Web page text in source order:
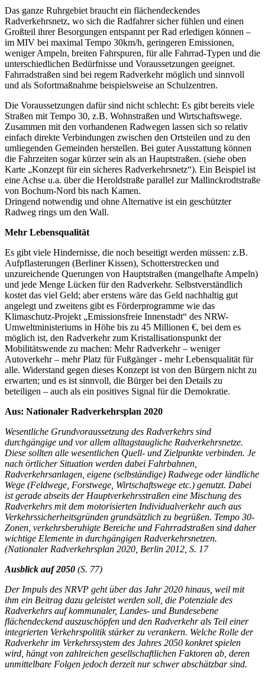
Das ganze Ruhrgebiet braucht ein flächendeckendes
Radverkehrsnetz, wo sich die Radfahrer sicher fühlen und einen
Großteil ihrer Besorgungen entspannt per Rad erledigen können –
im MIV bei maximal Tempo 30km/h, geringeren Emissionen,
weniger Ampeln, breiten Fahrspuren, für alle Fahrrad-Typen und die
unterschiedlichen Bedürfnisse und Voraussetzungen geeignet.
Fahrradstraßen sind bei regem Radverkehr möglich und sinnvoll
und als Sofortmaßnahme beispielsweise an Schulzentren.
Die Voraussetzungen dafür sind nicht schlecht: Es gibt bereits viele
Straßen mit Tempo 30, z.B. Wohnstraßen und Wirtschaftswege.
Zusammen mit den vorhandenen Radwegen lassen sich so relativ
einfach direkte Verbindungen zwischen den Ortsteilen und zu den
umliegenden Gemeinden herstellen. Bei guter Ausstattung können
die Fahrzeiten sogar kürzer sein als an Hauptstraßen. (siehe oben
Karte „Konzept für ein sicheres Radverkehrsnetz“). Ein Beispiel ist
eine Achse u.a. über die Heroldstraße parallel zur Mallinckrodtstraße
von Bochum-Nord bis nach Kamen.
Dringend notwendig und ohne Alternative ist ein geschützter
Radweg rings um den Wall.
Mehr Lebensqualität
Es gibt viele Hindernisse, die noch beseitigt werden müssen: z.B.
Aufpflasterungen (Berliner Kissen), Schotterstrecken und
unzureichende Querungen von Hauptstraßen (mangelhafte Ampeln)
und jede Menge Lücken für den Radverkehr. Selbstverständlich
kostet das viel Geld; aber erstens wäre das Geld nachhaltig gut
angelegt und zweitens gibt es Förderprogramme wie das
Klimaschutz-Projekt „Emissionsfreie Innenstadt“ des NRW-
Umweltministeriums in Höhe bis zu 45 Millionen €, bei dem es
möglich ist, den Radverkehr zum Kristallisationspunkt der
Mobilitätswende zu machen: Mehr Radverkehr – weniger
Autoverkehr – mehr Platz für Fußgänger - mehr Lebensqualität für
alle. Widerstand gegen dieses Konzept ist von den Bürgern nicht zu
erwarten; und es ist sinnvoll, die Bürger bei den Details zu
beteiligen – auch als ein positives Signal für die Demokratie.
Aus: Nationaler Radverkehrsplan 2020
Wesentliche Grundvoraussetzung des Radverkehrs sind
durchgängige und vor allem alltagstaugliche Radverkehrsnetze.
Diese sollten alle wesentlichen Quell- und Zielpunkte verbinden. Je
nach örtlicher Situation werden dabei Fahrbahnen,
Radverkehrsanlagen, eigene (selbständige) Radwege oder ländliche
Wege (Feldwege, Forstwege, Wirtschaftswege etc.) genutzt. Dabei
ist gerade abseits der Hauptverkehrsstraßen eine Mischung des
Radverkehrs mit dem motorisierten Individualverkehr auch aus
Verkehrssicherheitsgründen grundsätzlich zu begrüßen. Tempo 30-
Zonen, verkehrsberuhigte Bereiche und Fahrradstraßen sind daher
wichtige Elemente in durchgängigen Radverkehrsnetzen.
(Nationaler Radverkehrsplan 2020, Berlin 2012, S. 17
Ausblick auf 2050 (S. 77)
Der Impuls des NRVP geht über das Jahr 2020 hinaus, weil mit
ihm ein Beitrag dazu geleistet werden soll, die Potenziale des
Radverkehrs auf kommunaler, Landes- und Bundesebene
flächendeckend auszuschöpfen und den Radverkehr als Teil einer
integrierten Verkehrspolitik stärker zu verankern. Welche Rolle der
Radverkehr im Verkehrssystem des Jahres 2050 konkret spielen
wird, hängt von zahlreichen gesellschaftlichen Faktoren ab, deren
unmittelbare Folgen jedoch derzeit nur schwer abschätzbar sind.